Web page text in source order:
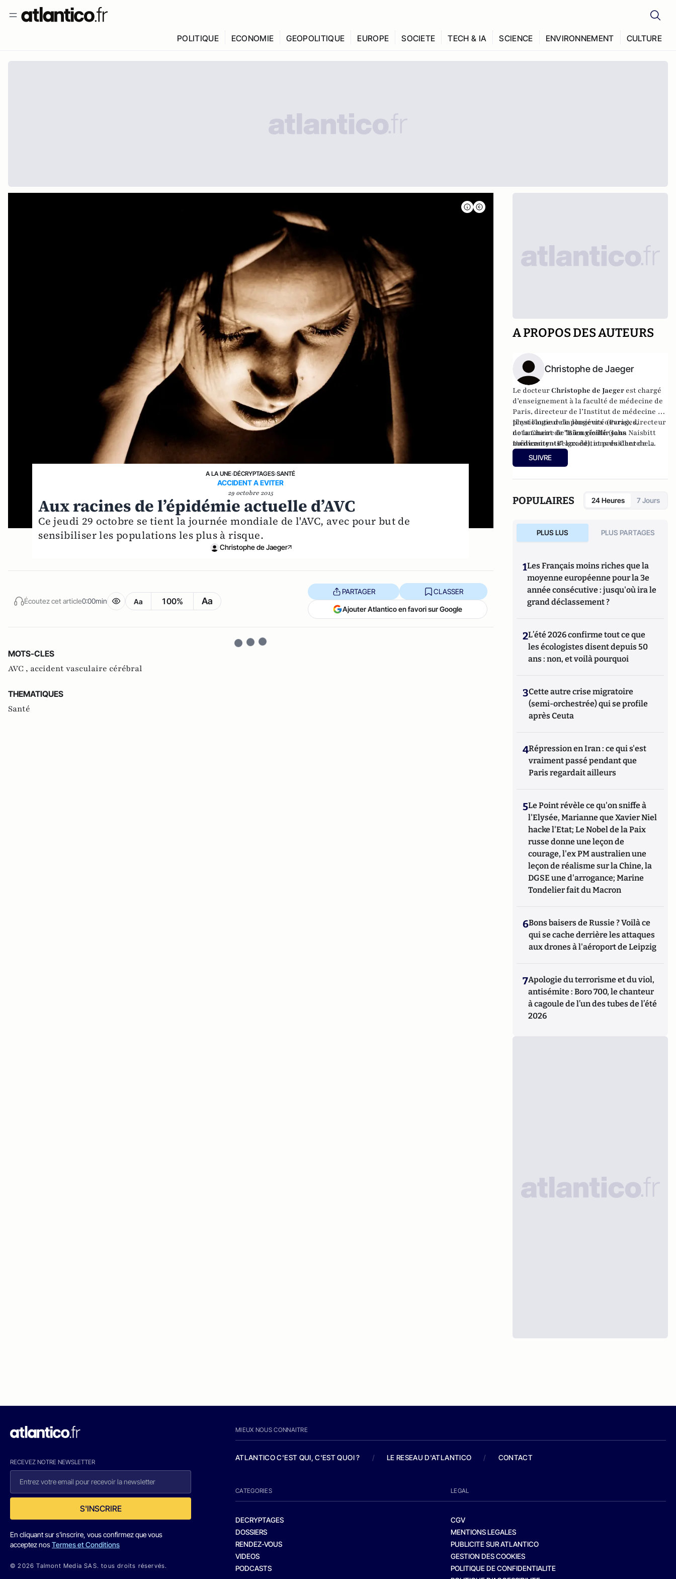
POLITIQUE ECONOMIE GEOPOLITIQUE EUROPE SOCIETE TECH & IA SCIENCE ENVIRONNEMENT CULTURE
A LA UNE›DÉCRYPTAGES›SANTÉ
ACCIDENT A EVITER
29 octobre 2015
Aux racines de l’épidémie actuelle d’AVC
Ce jeudi 29 octobre se tient la journée mondiale de l'AVC, avec pour but de
sensibiliser les populations les plus à risque.
Christophe de Jaeger
Écoutez cet article0:00min Aa 100% Aa
PARTAGER CLASSER
Ajouter Atlantico en favori sur Google
MOTS-CLES
AVC , accident vasculaire cérébral
THEMATIQUES
Santé
A PROPOS DES AUTEURS
Christophe de Jaeger
Le docteurChristophe de Jaeger est chargé
d’enseignement à la faculté de médecine de
Paris, directeur de l’Institut de médecine et
physiologie de la longévité (Paris), directeur
de la Chaire de la longévité (John Naisbitt
University – Belgrade), et président de la
Société Française de Médecine et
Physiologie de la Longévité.
Il est l'auteur de plusieurs ouvrages,
notamment de"Bien vieillir sans
médicaments"aux éditions du Cherche
Midi,"Nous ne sommes plus faits pour
vieillir"chez Grasset, et
SUIVRE
POPULAIRES 24 Heures 7 Jours
PLUS LUS PLUS PARTAGES
1Les Français moins riches que la
moyenne européenne pour la 3e
année consécutive : jusqu'où ira le
grand déclassement ?
2L’été 2026 confirme tout ce que
les écologistes disent depuis 50
ans : non, et voilà pourquoi
3Cette autre crise migratoire
(semi-orchestrée) qui se profile
après Ceuta
4Répression en Iran : ce qui s'est
vraiment passé pendant que
Paris regardait ailleurs
5Le Point révèle ce qu'on sniffe à
l'Elysée, Marianne que Xavier Niel
hacke l'Etat; Le Nobel de la Paix
russe donne une leçon de
courage, l'ex PM australien une
leçon de réalisme sur la Chine, la
DGSE une d'arrogance; Marine
Tondelier fait du Macron
6Bons baisers de Russie ? Voilà ce
qui se cache derrière les attaques
aux drones à l'aéroport de Leipzig
7Apologie du terrorisme et du viol,
antisémite : Boro 700, le chanteur
à cagoule de l’un des tubes de l’été
2026
RECEVEZ NOTRE NEWSLETTER
S'INSCRIRE
En cliquant sur s'inscrire, vous confirmez que vous
acceptez nosTermes et Conditions
© 2026 Talmont Media SAS. tous droits réservés.
MIEUX NOUS CONNAITRE
ATLANTICO C'EST QUI, C'EST QUOI ? / LE RESEAU D'ATLANTICO / CONTACT
CATEGORIES
DECRYPTAGES
DOSSIERS
RENDEZ-VOUS
VIDEOS
PODCASTS
LEGAL
CGV
MENTIONS LEGALES
PUBLICITE SUR ATLANTICO
GESTION DES COOKIES
POLITIQUE DE CONFIDENTIALITE